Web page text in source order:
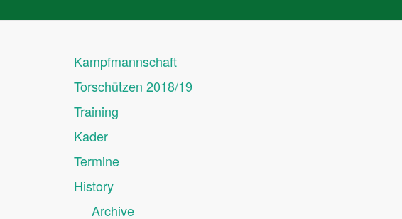
Kampfmannschaft
Torschützen 2018/19
Training
Kader
Termine
History
Archive